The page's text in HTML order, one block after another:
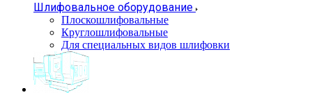
Шлифовальное оборудование
Плоскошлифовальные
Круглошлифовальные
Для специальных видов шлифовки